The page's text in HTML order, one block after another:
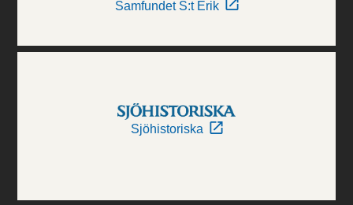
Samfundet S:t Erik
Sjöhistoriska